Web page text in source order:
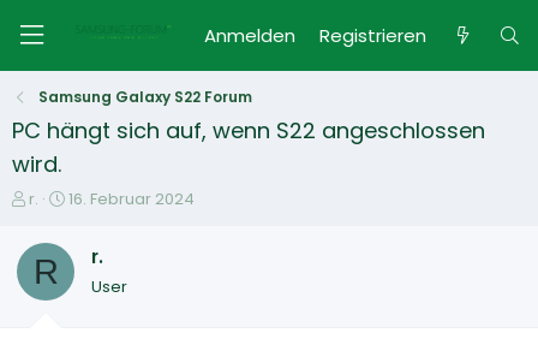
Anmelden Registrieren
Samsung Galaxy S22 Forum
PC hängt sich auf, wenn S22 angeschlossen
wird.
E
s
e
r.
E
e
16. Februar 2024
R r.
User